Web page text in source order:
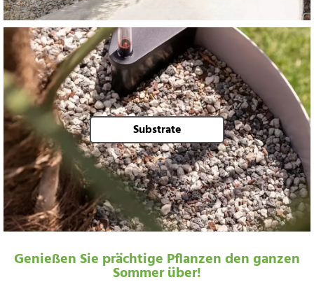
Substrate
Genießen Sie prächtige Pflanzen den ganzen
Sommer über!